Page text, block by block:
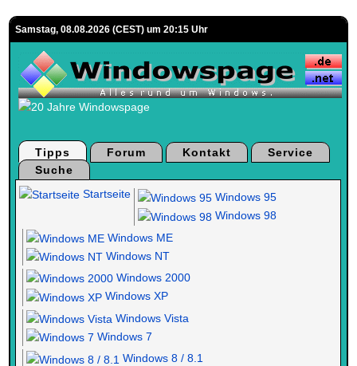
Samstag, 08.08.2026 (CEST) um 20:15 Uhr
Tipps Forum Kontakt
Service
Suche
Startseite
Windows 95
Windows 98
Windows ME
Windows NT
Windows 2000
Windows XP
Windows Vista
Windows 7
Windows 8 / 8.1